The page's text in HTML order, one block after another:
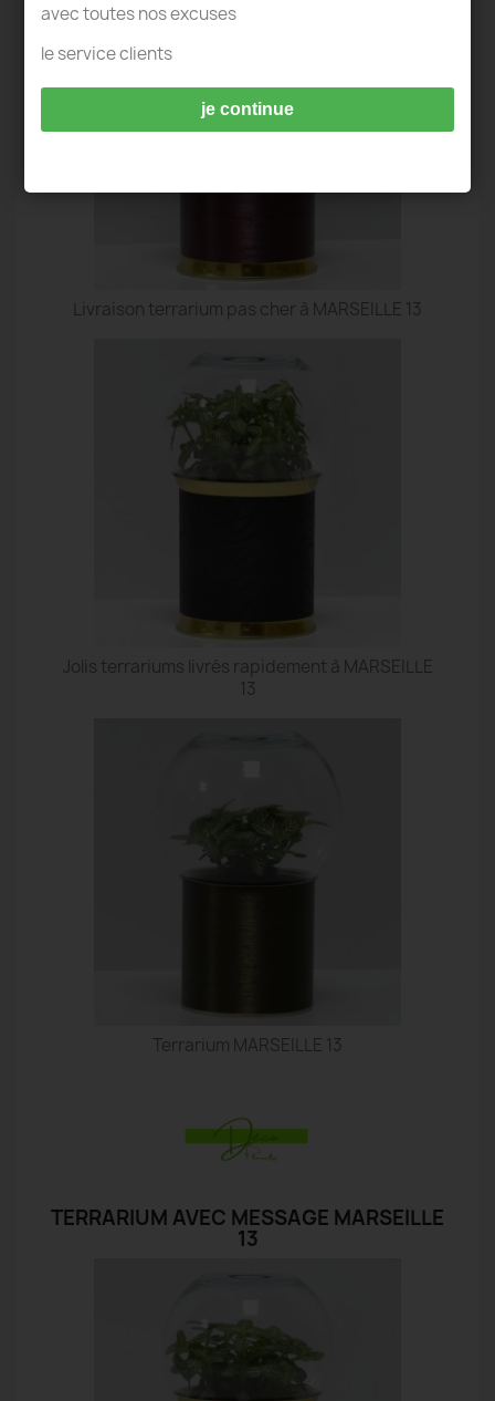
Livraison terrarium pas cher à MARSEILLE 13
Jolis terrariums livrés rapidement à MARSEILLE
13
Terrarium MARSEILLE 13
TERRARIUM AVEC MESSAGE MARSEILLE
13
avec toutes nos excuses
le service clients
je continue